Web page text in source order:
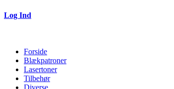
Log Ind
Forside
Blækpatroner
Lasertoner
Tilbehør
Diverse